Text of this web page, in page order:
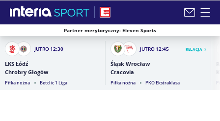
Zamknij i przejdź na stronę główną INTERIA
Partner merytoryczny: Eleven Sports
JUTRO 12:30
LKS Łódź
Chrobry Głogów
Piłka nożna Betclic 1 Liga
JUTRO 12:45 RELACJA
Śląsk Wrocław
Cracovia
Piłka nożna PKO Ekstraklasa